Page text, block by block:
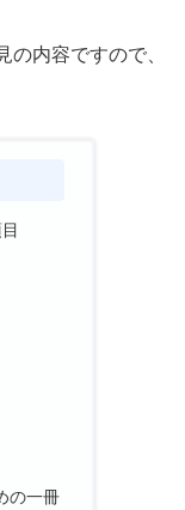
内容ですので、
の一冊